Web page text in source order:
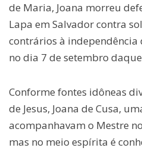
de Maria, Joana morreu
Lapa em Salvador contra
contrários à
no dia 7 de setembro
Conforme fontes idôneas
de Jesus, Joana de Cusa,
acompanhavam o Mestre
mas no meio espírita é